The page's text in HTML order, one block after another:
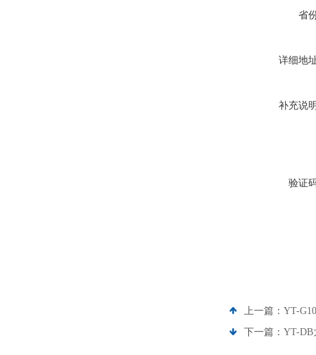
省
详细地
补充说
验证
上一篇： YT-
下一篇： YT-DB